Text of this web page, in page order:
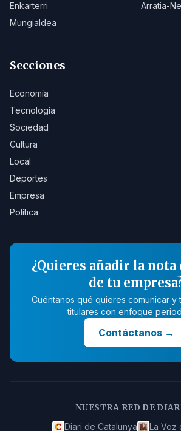
Enkarterri
Arratia-
Mungialdea
Secciones
Economía
Tecnología
Sociedad
Cultura
Local
Deportes
Empresa
Política
¿Quieres añadir la nota
de tu
Cuéntanos qué quieres comunicar y
titulares con enfoque
Contáctanos→
NUESTRA RED DE
Diari de Catalunya La Voz